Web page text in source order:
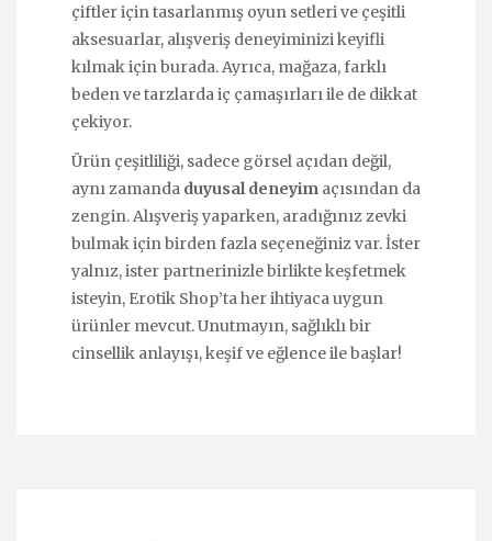
çiftler için tasarlanmış oyun setleri ve çeşitli
aksesuarlar, alışveriş deneyiminizi keyifli
kılmak için burada. Ayrıca, mağaza, farklı
beden ve tarzlarda iç çamaşırları ile de dikkat
çekiyor.
Ürün çeşitliliği, sadece görsel açıdan değil,
aynı zamanda duyusal deneyim açısından da
zengin. Alışveriş yaparken, aradığınız zevki
bulmak için birden fazla seçeneğiniz var. İster
yalnız, ister partnerinizle birlikte keşfetmek
isteyin, Erotik Shop’ta her ihtiyaca uygun
ürünler mevcut. Unutmayın, sağlıklı bir
cinsellik anlayışı, keşif ve eğlence ile başlar!